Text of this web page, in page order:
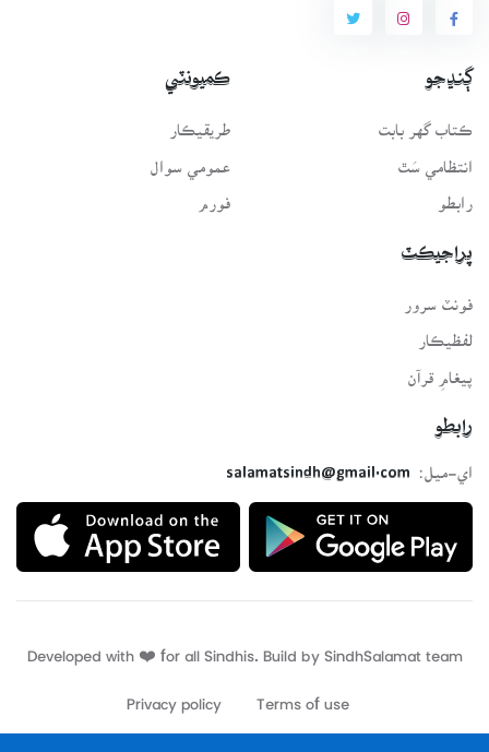
ڳنڍجو
ڪتاب گهر بابت
انتظامي سَٿ
رابطو
ڪميونٽي
طريقيڪار
عمومي سوال
فورم
پراجيڪٽ
لفظيڪار
پيغامِ قرآن
رابطو
اي-ميل:
salamatsindh@gmail.com
Developed with ❤️ for all Sindhis. Build by
Terms of use